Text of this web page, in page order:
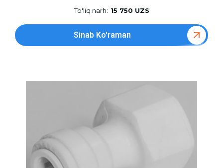
To'liq narh: 15 750 UZS
Sinab Ko'raman